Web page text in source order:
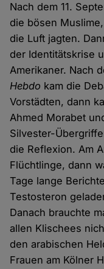
Nach dem 11.
die bösen
die Luft jagten.
der Identitätskrise
Amerikaner. Nach
Hebdo kam die
Vorstädten, dann
Ahmed Morabet
Silvester-
die Reflexion. Am
Flüchtlinge, dann
Tage lange
Testosteron
Danach brauchte
allen Klischees
den arabischen
Frauen am Kölner